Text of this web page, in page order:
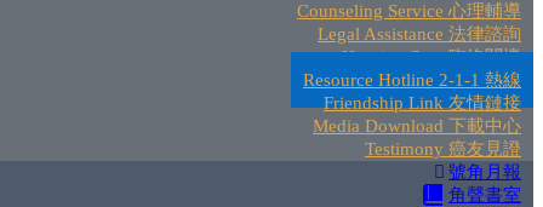
Counseling Service 心理輔導
Legal Assistance 法律諮詢
Hospice Care 臨終關懷
Resource Hotline 2-1-1 熱線
Friendship Link 友情鏈接
Media Download 下載中心
Testimony 癌友見證
號角月報
角聲書室